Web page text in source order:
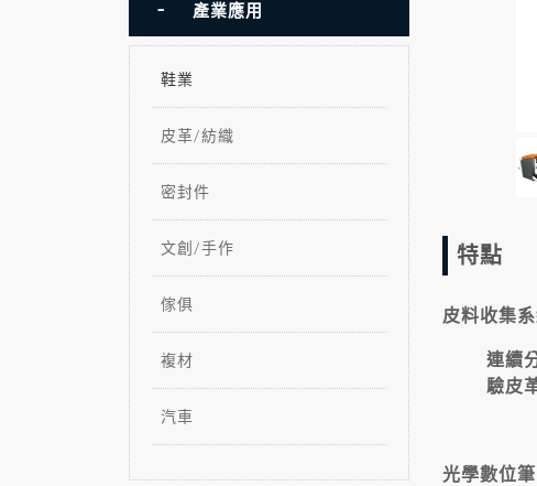
產業應用
鞋業
皮革/紡織
密封件
文創/手作
傢俱
複材
汽車
特點
皮料收集
連續
驗皮
光學數位筆